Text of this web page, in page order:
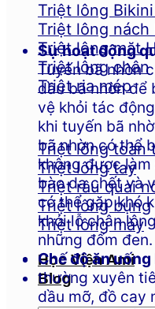
Triệt lông Bikini
Triệt lông nách
Triệt lông mặt
Triệt lông chân
Triệt ria mép
Triệt lông toàn
Triệt lông tay
Triệt râu quai
Triệt lông bụng
Triệt lông mày
Học Viện Ami
Blog
Sự hoạt động
Tuyến bã nhờn
dầu bã nhờn để
vệ khỏi tác
khi tuyến bã
bã nhờn có thể
không được
bào da chết và
có thể gặp khó
khỏi lỗ chân
những đốm đen.
Chế độ ăn
thường xuyên
dầu mỡ, đồ cay